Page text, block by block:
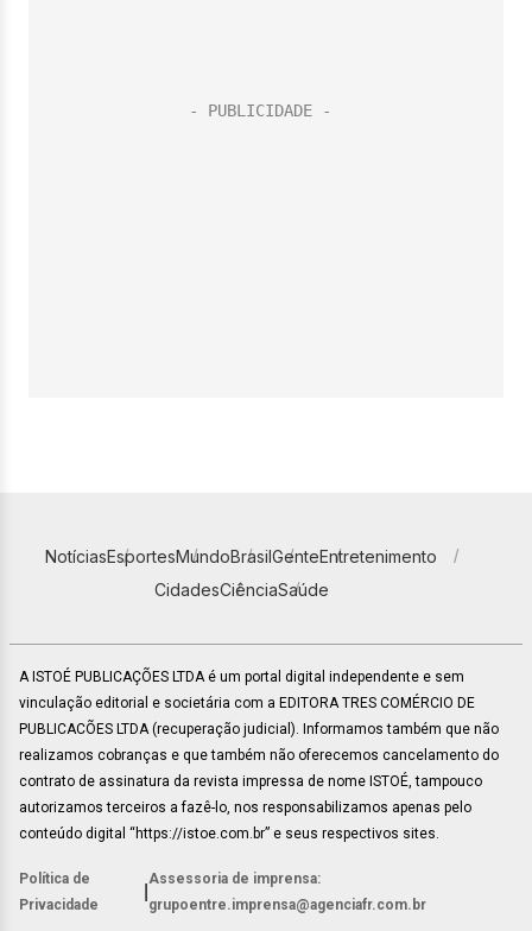
NotíciasEsportesMundoBrasilGenteEntretenimento
CidadesCiênciaSaúde
A ISTOÉ PUBLICAÇÕES LTDA é um portal digital independente e sem
vinculação editorial e societária com a EDITORA TRES COMÉRCIO DE
PUBLICACÕES LTDA (recuperação judicial). Informamos também que não
realizamos cobranças e que também não oferecemos cancelamento do
contrato de assinatura da revista impressa de nome ISTOÉ, tampouco
autorizamos terceiros a fazê-lo, nos responsabilizamos apenas pelo
conteúdo digital “https://istoe.com.br” e seus respectivos sites.
Política de
Privacidade
Assessoria de imprensa:
grupoentre.imprensa@agenciafr.com.br